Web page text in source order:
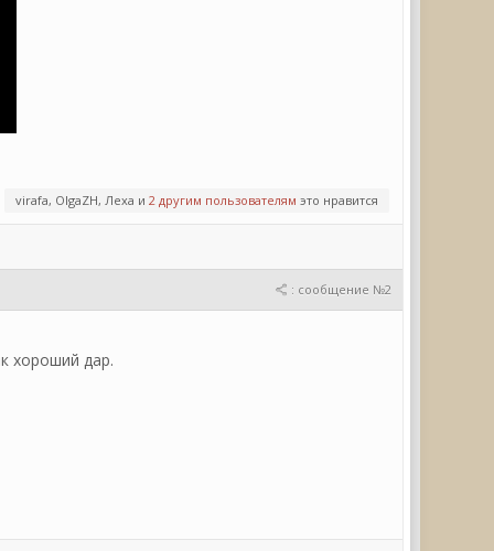
virafa, OlgaZH, Леха и 2 другим пользователям это нравится
: сообщение №2
хороший дар.